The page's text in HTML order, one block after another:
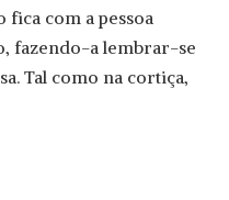
com a pessoa
fazendo-a lembrar-se
Tal como na cortiça,